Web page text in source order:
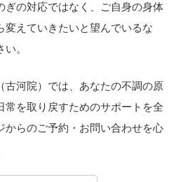
ぎの対応ではなく、ご自身の身体
変えていきたいと望んでいるな
。
古河院）では、あなたの不調の原
常を取り戻すためのサポートを全
からのご予約・お問い合わせを心